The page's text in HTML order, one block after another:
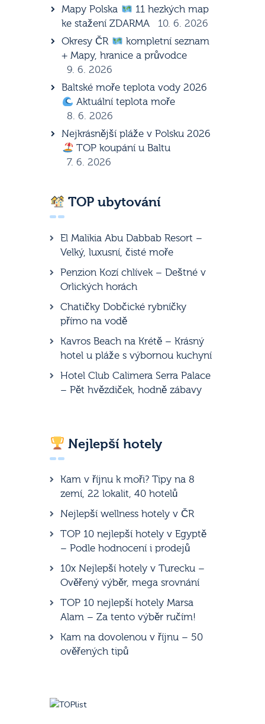
Mapy Polska
11 hezkých map
ke stažení ZDARMA
10. 6. 2026
Okresy ČR
kompletní seznam
+ Mapy, hranice a průvodce
9. 6. 2026
Baltské moře teplota vody 2026
Aktuální teplota moře
8. 6. 2026
Nejkrásnější pláže v Polsku 2026
TOP koupání u Baltu
7. 6. 2026
TOP ubytování
El Malikia Abu Dabbab Resort –
Velký, luxusní, čisté moře
Penzion Kozí chlívek – Deštné v
Orlických horách
Chatičky Dobčické rybníčky
přímo na vodě
Kavros Beach na Krétě – Krásný
hotel u pláže s výbornou kuchyní
Hotel Club Calimera Serra Palace
– Pět hvězdiček, hodně zábavy
Nejlepší hotely
Kam v říjnu k moři? Tipy na 8
zemí, 22 lokalit, 40 hotelů
Nejlepší wellness hotely v ČR
TOP 10 nejlepší hotely v Egyptě
– Podle hodnocení i prodejů
10x Nejlepší hotely v Turecku –
Ověřený výběr, mega srovnání
TOP 10 nejlepší hotely Marsa
Alam – Za tento výběr ručím!
Kam na dovolenou v říjnu – 50
ověřených tipů